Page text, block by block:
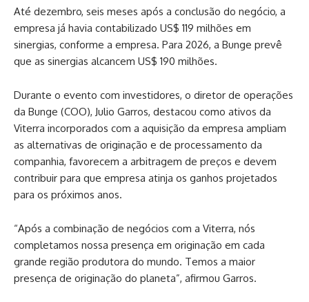
Até dezembro, seis meses após a conclusão do negócio, a
empresa já havia contabilizado US$ 119 milhões em
sinergias, conforme a empresa. Para 2026, a Bunge prevê
que as sinergias alcancem US$ 190 milhões.
Durante o evento com investidores, o diretor de operações
da Bunge (COO), Julio Garros, destacou como ativos da
Viterra incorporados com a aquisição da empresa ampliam
as alternativas de originação e de processamento da
companhia, favorecem a arbitragem de preços e devem
contribuir para que empresa atinja os ganhos projetados
para os próximos anos.
“Após a combinação de negócios com a Viterra, nós
completamos nossa presença em originação em cada
grande região produtora do mundo. Temos a maior
presença de originação do planeta”, afirmou Garros.